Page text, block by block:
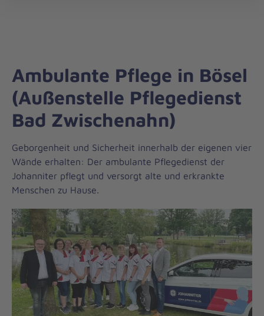
Ambulante Pflege in Bösel
(Außenstelle Pflegedienst
Bad Zwischenahn)
Geborgenheit und Sicherheit innerhalb der eigenen vier
Wände erhalten: Der ambulante Pflegedienst der
Johanniter pflegt und versorgt alte und erkrankte
Menschen zu Hause.